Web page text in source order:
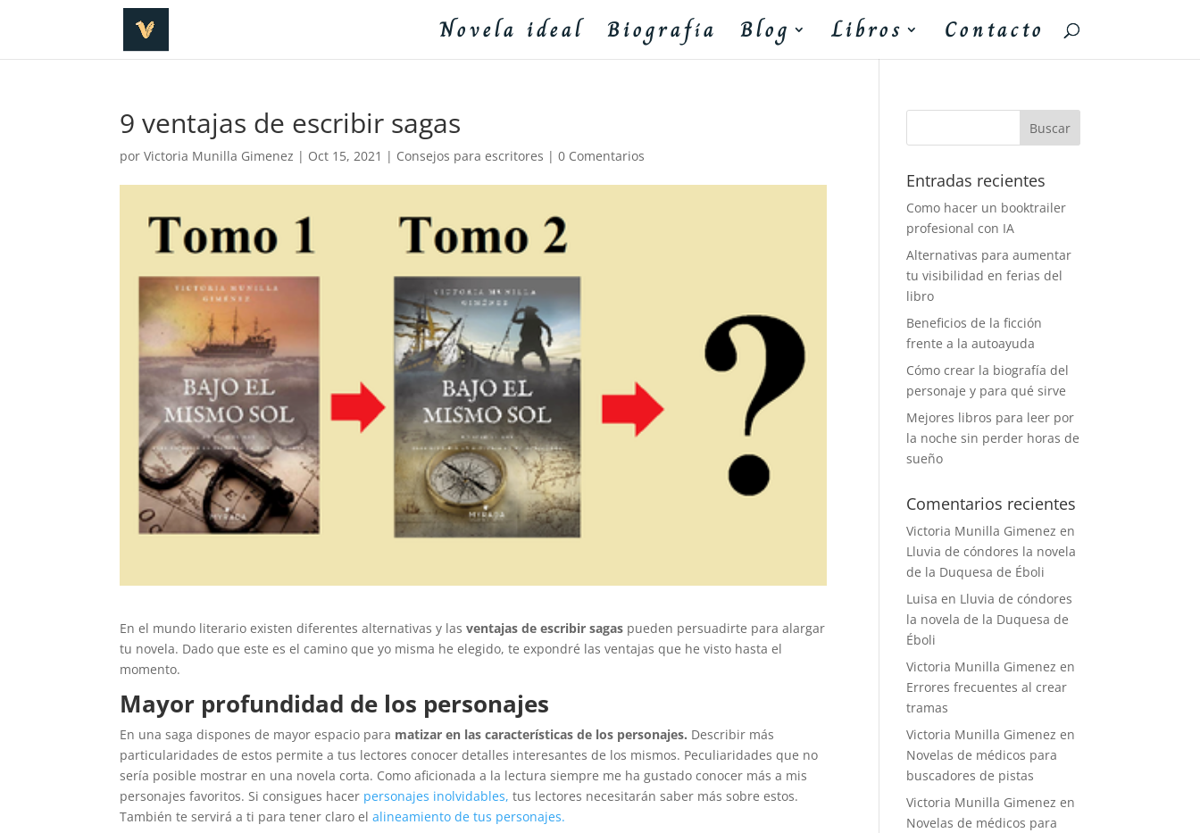
Novela ideal Biografía Blog Libros Contacto
9 ventajas de escribir sagas
porVictoria Munilla Gimenez | Oct 15, 2021 | Consejos para escritores |0 Comentarios
En el mundo literario existen diferentes alternativas y las ventajas de escribir sagas pueden persuadirte para alargar
tu novela. Dado que este es el camino que yo misma he elegido, te expondré las ventajas que he visto hasta el
momento.
Mayor profundidad de los personajes
En una saga dispones de mayor espacio para matizar en las características de los personajes. Describir más
particularidades de estos permite a tus lectores conocer detalles interesantes de los mismos. Peculiaridades que no
sería posible mostrar en una novela corta. Como aficionada a la lectura siempre me ha gustado conocer más a mis
personajes favoritos. Si consigues hacer personajes inolvidables, tus lectores necesitarán saber más sobre estos.
También te servirá a ti para tener claro elalineamiento de tus personajes.
Entradas recientes
Como hacer un booktrailer
profesional con IA
Alternativas para aumentar
tu visibilidad en ferias del
libro
Beneficios de la ficción
frente a la autoayuda
Cómo crear la biografía del
personaje y para qué sirve
Mejores libros para leer por
la noche sin perder horas de
sueño
Comentarios recientes
Victoria Munilla Gimenez en
Lluvia de cóndores la novela
de la Duquesa de Éboli
Luisa en Lluvia de cóndores
la novela de la Duquesa de
Éboli
Victoria Munilla Gimenez en
Errores frecuentes al crear
tramas
Victoria Munilla Gimenez en
Novelas de médicos para
buscadores de pistas
Victoria Munilla Gimenez en
Novelas de médicos para